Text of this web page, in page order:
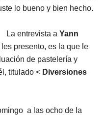
lo bueno y bien hecho.
La entrevista a Yann
presento, es la que le
de pastelería y
titulado < Diversiones
a las ocho de la